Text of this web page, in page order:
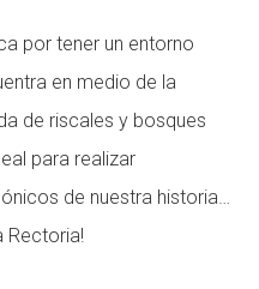
por tener un entorno
en medio de la
de riscales y bosques
para realizar
de nuestra historia…
Rectoria!